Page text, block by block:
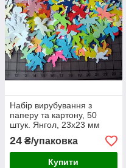
Набір вирубування з
паперу та картону, 50
штук. Янгол, 23х23 мм
24 ₴/упаковка
Купити